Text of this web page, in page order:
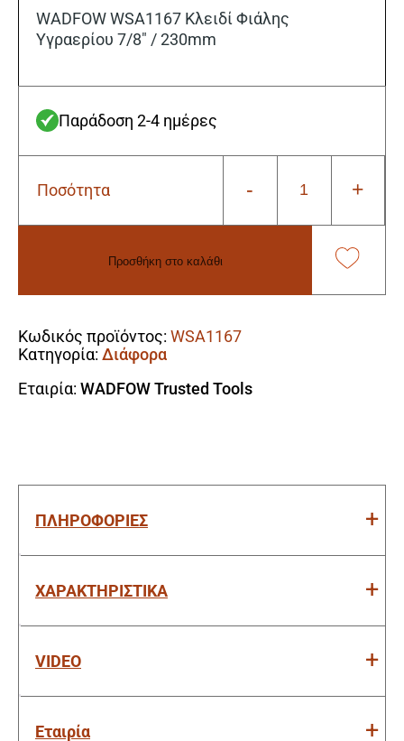
WADFOW WSA1167 Κλειδί Φιάλης
Υγραερίου 7/8″ / 230mm
Παράδοση 2-4 ημέρες
Ποσότητα -
Wadfow
230mm
ποσότητα
+
Προσθήκη στο καλάθι
Κωδικός προϊόντος: WSA1167
Κατηγορία: Διάφορα
Εταιρία: WADFOW Trusted Tools
ΠΛΗΡΟΦΟΡΙΕΣ
ΧΑΡΑΚΤΗΡΙΣΤΙΚΑ
VIDEO
Εταιρία